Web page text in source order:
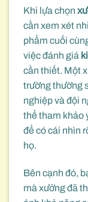
Khi lựa chọn
cần xem xét
phẩm cuối
việc đánh giá
cần thiết. Một
trường thường
nghiệp và đội
thể tham khảo
để có cái nhìn
họ.
Bên cạnh đó,
mà xưởng đã